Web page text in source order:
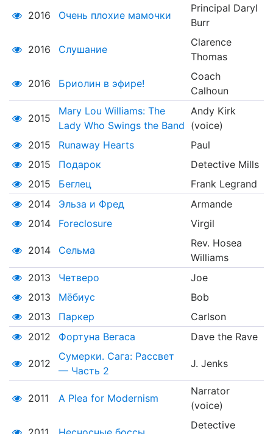
2016 Очень плохие мамочки
Principal Daryl
Burr
2016 Слушание
Clarence
Thomas
2016 Бриолин в эфире!
Coach
Calhoun
2015
Mary Lou Williams: The
Lady Who Swings the Band
Andy Kirk
(voice)
2015
Runaway Hearts
Paul
2015
Подарок
Detective Mills
2015
Беглец
Frank Legrand
2014
Эльза и Фред
Armande
2014
Foreclosure Virgil
2014 Сельма
Rev. Hosea
Williams
2013
Четверо
Joe
2013
Мёбиус
Bob
2013
Паркер
Carlson
2012
Фортуна Вегаса Dave the Rave
2012
Сумерки. Сага: Рассвет
— Часть 2
J. Jenks
2011 A Plea for Modernism
Narrator
(voice)
Detective